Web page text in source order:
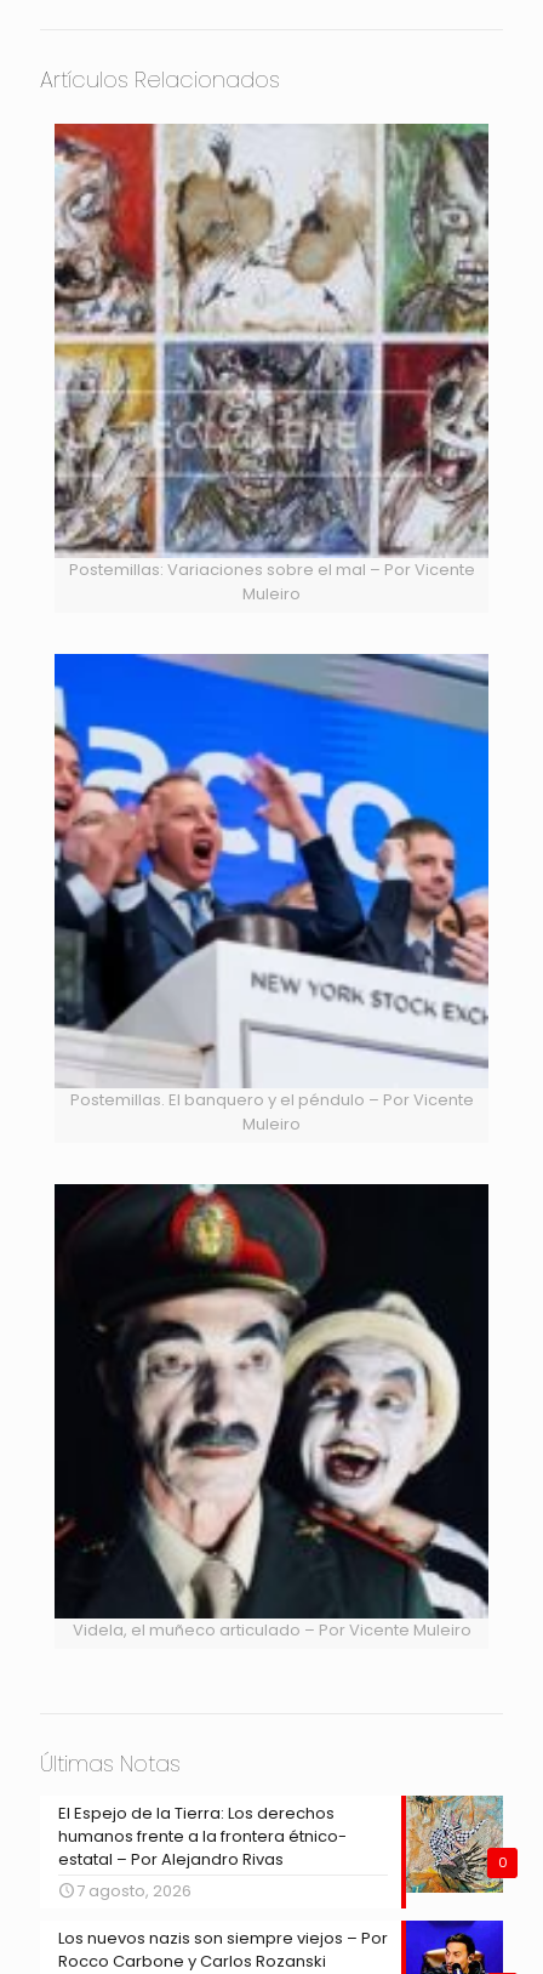
Artículos Relacionados
Postemillas: Variaciones sobre el mal – Por Vicente
Muleiro
Postemillas. El banquero y el péndulo – Por Vicente
Muleiro
Videla, el muñeco articulado – Por Vicente Muleiro
Últimas Notas
0
El Espejo de la Tierra: Los derechos
humanos frente a la frontera étnico-
estatal – Por Alejandro Rivas
7 agosto, 2026
Los nuevos nazis son siempre viejos – Por
Rocco Carbone y Carlos Rozanski